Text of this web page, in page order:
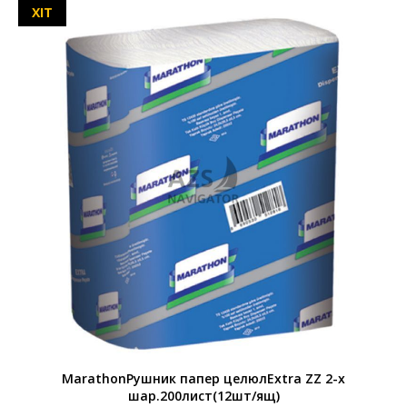
ХІТ
MarathonРушник папер целюлExtra ZZ 2-х
шар.200лист(12шт/ящ)